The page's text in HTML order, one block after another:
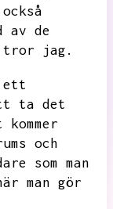
av de
tror jag.
ett
ta det
kommer
och
som man
man gör